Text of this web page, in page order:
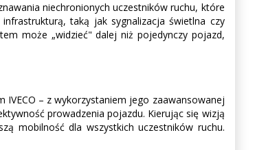
niechronionych uczestników ruchu, które
taką jak sygnalizacja świetlna czy
może „widzieć" dalej niż pojedynczy pojazd,
– z wykorzystaniem jego zaawansowanej
prowadzenia pojazdu. Kierując się wizją
mobilność dla wszystkich uczestników ruchu.